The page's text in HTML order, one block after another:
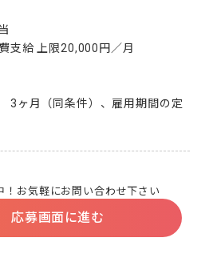
支給 上限20,000円／月
3ヶ月（同条件）、雇用期間の定
！お気軽にお問い合わせ下さい
応募画面に進む